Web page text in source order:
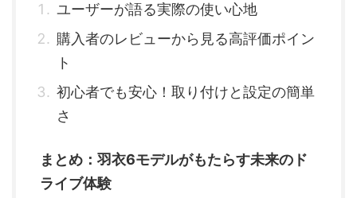
ユーザーが語る実際の使い心地
購入者のレビューから見る高評価ポイン
ト
初心者でも安心！取り付けと設定の簡単
さ
まとめ：羽衣6モデルがもたらす未来のド
ライブ体験